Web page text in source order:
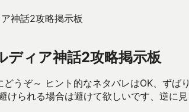
神話2攻略掲示板
ディア神話2攻略掲示板
うぞ～ ヒント的なネタバレはOK、ずば
けられる場合は避けて欲しいです、逆に